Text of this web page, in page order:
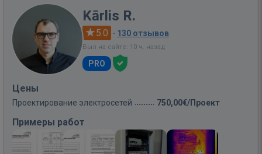
Kārlis R.
5.0 · 130 отзывов
Был на сайте: 10 ч. назад
PRO
Цены
Проектирование электросетей 750,00€/Проект
Примеры работ